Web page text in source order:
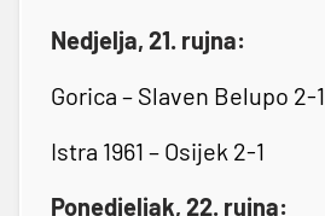
Nedjelja, 21. rujna:
Gorica – Slaven Belupo 2-1
Istra 1961 – Osijek 2-1
Ponedjeljak, 22. rujna: